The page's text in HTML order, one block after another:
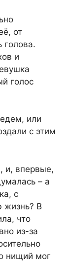
от
голова.
и
голос
или
с этим
и, впервые,
– а
с
жизнь? В
что
из-за
нищий мог